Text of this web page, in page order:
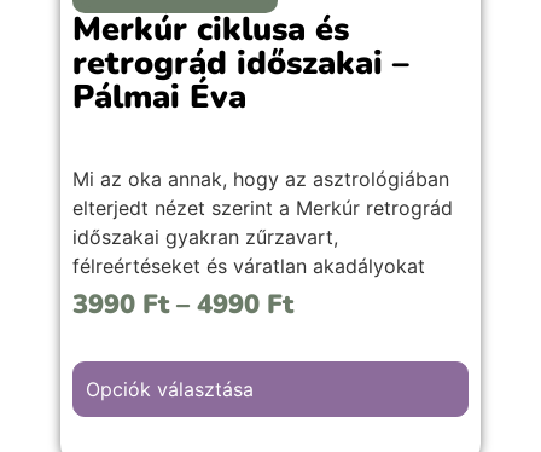
Merkúr ciklusa és
retrográd időszakai –
Pálmai Éva
Mi az oka annak, hogy az asztrológiában
elterjedt nézet szerint a Merkúr retrográd
időszakai gyakran zűrzavart,
félreértéseket és váratlan akadályokat
hoznak? Miért nem javasolt ilyenkor új
késéseket, félrecsúszott kommunikációt
vagy meghiúsult terveket? Vajon csak az
3990 Ft – 4990 Ft
Opciók választása